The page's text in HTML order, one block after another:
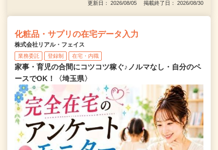
更新日： 2026/08/05 掲載終了日： 2026/08/30
化粧品・サプリの在宅データ入力
株式会社リアル・フェイス
業務委託 登録制 在宅・内職
家事・育児の合間にコツコツ稼ぐ♪ノルマなし・自分のペ
ースでOK！〈埼玉県〉